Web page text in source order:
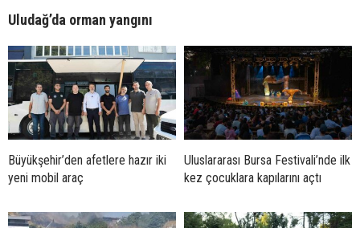
Uludağ’da orman yangını
Büyükşehir’den afetlere hazır iki
yeni mobil araç
Uluslararası Bursa Festivali’nde ilk
kez çocuklara kapılarını açtı